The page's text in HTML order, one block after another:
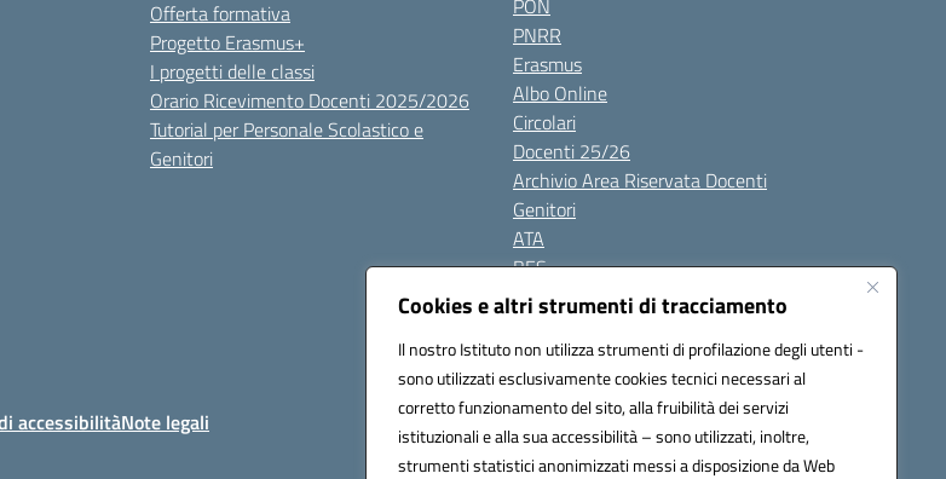
Cookies e altri strumenti di tracciamento
Il nostro Istituto non utilizza strumenti di profilazione degli utenti -
sono utilizzati esclusivamente cookies tecnici necessari al
corretto funzionamento del sito, alla fruibilità dei servizi
istituzionali e alla sua accessibilità – sono utilizzati, inoltre,
strumenti statistici anonimizzati messi a disposizione da Web
Offerta formativa
Progetto Erasmus+
I progetti delle classi
Orario Ricevimento Docenti 2025/2026
Tutorial per Personale Scolastico e
Genitori
PON
PNRR
Erasmus
Albo Online
Circolari
Docenti 25/26
Archivio Area Riservata Docenti
Genitori
ATA
BES
Modulistica
Gallery
accessibilitàNote legali